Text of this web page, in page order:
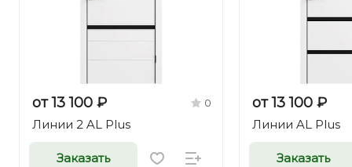
от 13 100 ₽ 0
Линии 2 AL Plus
Заказать
от 13 100 ₽
Линии AL Plus
Заказать